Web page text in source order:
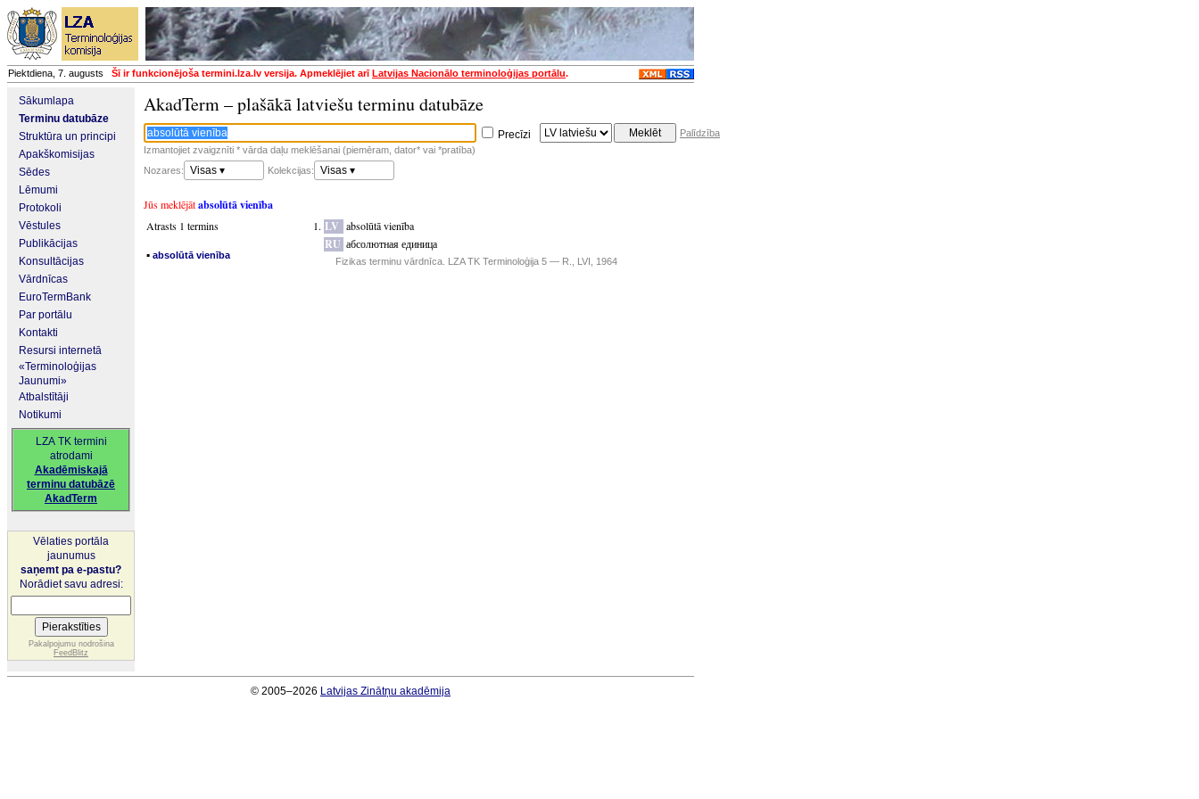
Piektdiena, 7. augusts Šī ir funkcionējoša termini.lza.lv versija. Apmeklējiet arīLatvijas Nacionālo terminoloģijas portālu.
Sākumlapa
Terminu datubāze
Struktūra un principi
Apakškomisijas
Sēdes
Lēmumi
Protokoli
Vēstules
Publikācijas
Konsultācijas
Vārdnīcas
EuroTermBank
Par portālu
Kontakti
Resursi internetā
«Terminoloģijas
Jaunumi»
Atbalstītāji
Notikumi
LZA TK termini
atrodami
Akadēmiskajā
terminu datubāzē
AkadTerm
Vēlaties portāla
jaunumus
saņemt pa e-pastu?
Norādiet savu adresi:
Pakalpojumu nodrošina
FeedBlitz
AkadTerm – plašākā latviešu terminu datubāze
Precīzi
Palīdzība
Izmantojiet zvaigznīti * vārda daļu meklēšanai (piemēram, dator* vai *pratība)
Nozares:
Visas ▾ Kolekcijas: Visas ▾
Jūs meklējātabsolūtā vienība
Atrasts 1 termins
▪ absolūtā vienība
LV absolūtā vienība
RU абсолютная единица
Fizikas terminu vārdnīca. LZA TK Terminoloģija 5 — R., LVI, 1964
© 2005–2026 Latvijas Zinātņu akadēmija